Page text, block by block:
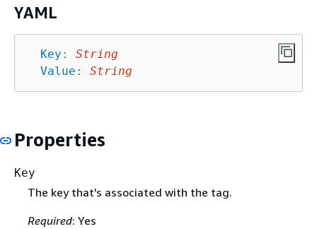
YAML
Key :
String
Value : String
Properties
Key
The key that's associated with the tag.
Required: Yes